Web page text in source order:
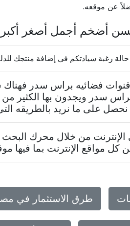
عن موقعه.
أضخم أجمل أصغر
سيادتكم فى إضافة منتجك للدليل الرجاء
فضائيه براس سدر
سدر ويجدون بها الكثير
على ما نريد بالطريقه
من خلال محرك البحث
مواقع الإنترنت بما فيها
طرق الاستثمار في